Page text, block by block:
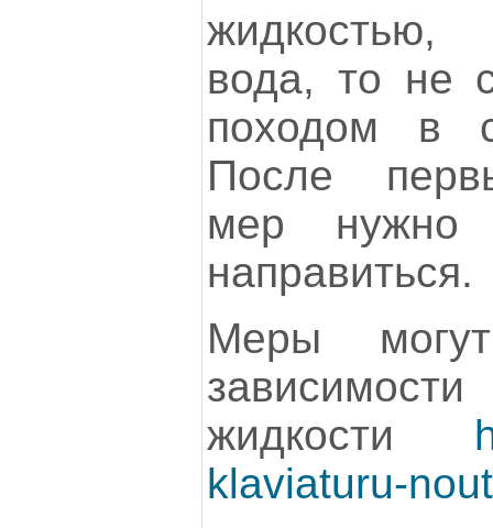
жидкостью,
вода, то не
походом в
После
мер нужно
направиться.
Меры
жидкости
klaviaturu-